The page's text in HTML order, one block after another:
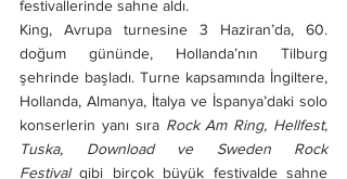
festivallerinde sahne aldı.
King, Avrupa turnesine 3 Haziran’da, 60.
doğum gününde, Hollanda’nın Tilburg
şehrinde başladı. Turne kapsamında İngiltere,
Hollanda, Almanya, İtalya ve İspanya’daki solo
konserlerin yanı sıra Rock Am Ring, Hellfest,
Tuska, Download ve Sweden Rock
Festival gibi birçok büyük festivalde sahne